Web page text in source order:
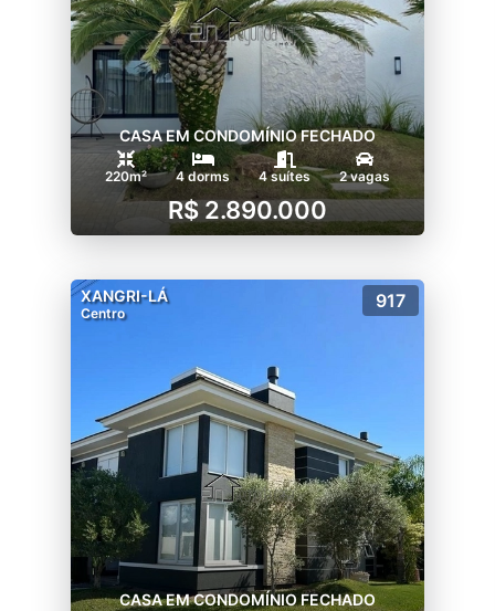
CASA EM CONDOMÍNIO FECHADO
220m² 4 dorms 4 suítes 2 vagas
R$ 2.890.000
XANGRI-LÁ
Centro
917
CASA EM CONDOMÍNIO FECHADO